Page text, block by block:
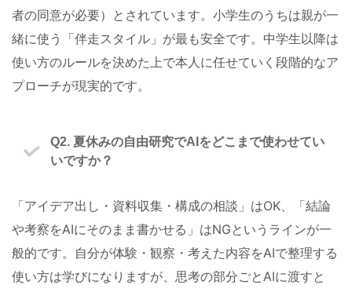
者の同意が必要）とされています。小学生のうちは親が一
緒に使う「伴走スタイル」が最も安全です。中学生以降は
使い方のルールを決めた上で本人に任せていく段階的なア
プローチが現実的です。
Q2. 夏休みの自由研究でAIをどこまで使わせてい
いですか？
「アイデア出し・資料収集・構成の相談」はOK、「結論
や考察をAIにそのまま書かせる」はNGというラインが一
般的です。自分が体験・観察・考えた内容をAIで整理する
使い方は学びになりますが、思考の部分ごとAIに渡すと